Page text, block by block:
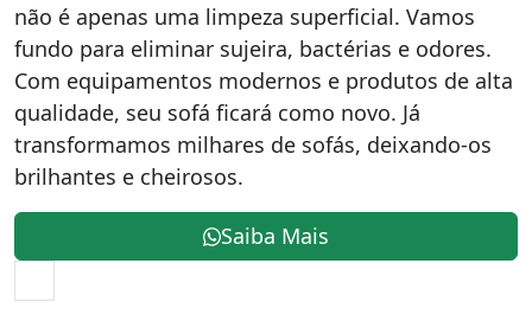
não é apenas uma limpeza superficial. Vamos
fundo para eliminar sujeira, bactérias e odores.
Com equipamentos modernos e produtos de alta
qualidade, seu sofá ficará como novo. Já
transformamos milhares de sofás, deixando-os
brilhantes e cheirosos.
Saiba Mais